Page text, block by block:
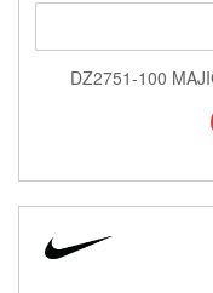
DZ2751-100